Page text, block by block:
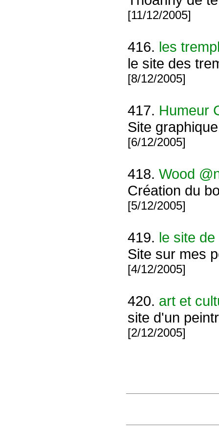
[11/12/2005]
416. les
le site des
[8/12/2005]
417. Humeur
Site
[6/12/2005]
418. Wood
Création du
[5/12/2005]
419. le site
Site sur mes
[4/12/2005]
420. art et
site d'un
[2/12/2005]